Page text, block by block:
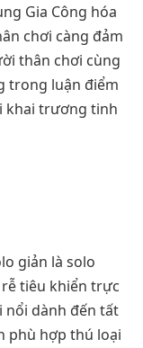
Gia Công hóa
chơi càng đảm
thân chơi cùng
trong luận điểm
khai trương tinh
giản là solo
tiêu khiển trực
nổi dành đến tất
phù hợp thú loại